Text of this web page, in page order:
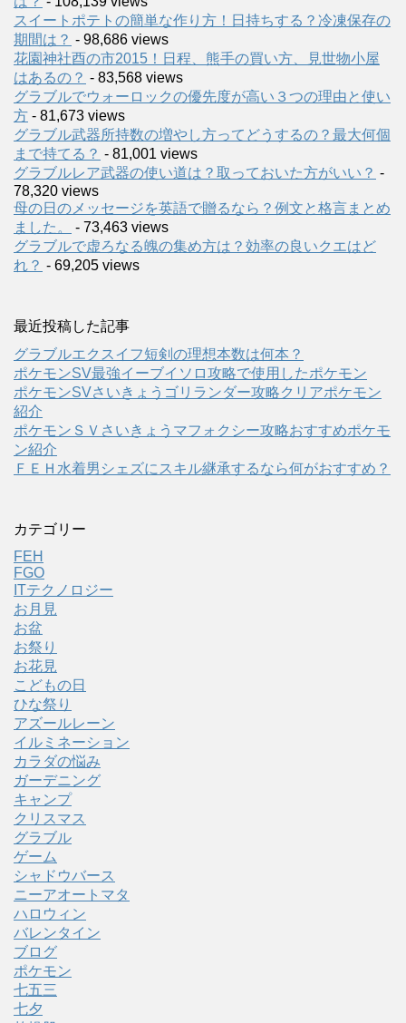
スイートポテトの簡単な作り方！日持ちする？冷凍保存の
期間は？ - 98,686 views
花園神社酉の市2015！日程、熊手の買い方、見世物小屋
はあるの？ - 83,568 views
グラブルでウォーロックの優先度が高い３つの理由と使い
方 - 81,673 views
グラブル武器所持数の増やし方ってどうするの？最大何個
まで持てる？ - 81,001 views
グラブルレア武器の使い道は？取っておいた方がいい？ -
78,320 views
母の日のメッセージを英語で贈るなら？例文と格言まとめ
ました。
- 73,463 views
グラブルで虚ろなる魄の集め方は？効率の良いクエはど
れ？ - 69,205 views
最近投稿した記事
グラブルエクスイフ短剣の理想本数は何本？
ポケモンSV最強イーブイソロ攻略で使用したポケモン
ポケモンSVさいきょうゴリランダー攻略クリアポケモン
紹介
ポケモンＳＶさいきょうマフォクシー攻略おすすめポケモ
ン紹介
ＦＥＨ水着男シェズにスキル継承するなら何がおすすめ？
カテゴリー
FEH
FGO
ITテクノロジー
お月見
お盆
お祭り
お花見
こどもの日
ひな祭り
アズールレーン
イルミネーション
カラダの悩み
ガーデニング
キャンプ
クリスマス
グラブル
ゲーム
シャドウバース
ニーアオートマタ
ハロウィン
バレンタイン
ブログ
ポケモン
七五三
七夕